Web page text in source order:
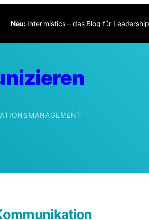
Neu: Interimistics – das Blog für Leadership